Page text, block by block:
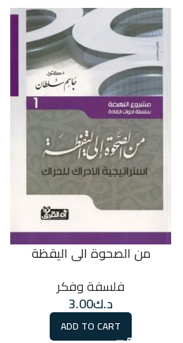
من الصحوة الى اليقظة
فلسفة وفكر
د.ك3.00
ADD TO CART